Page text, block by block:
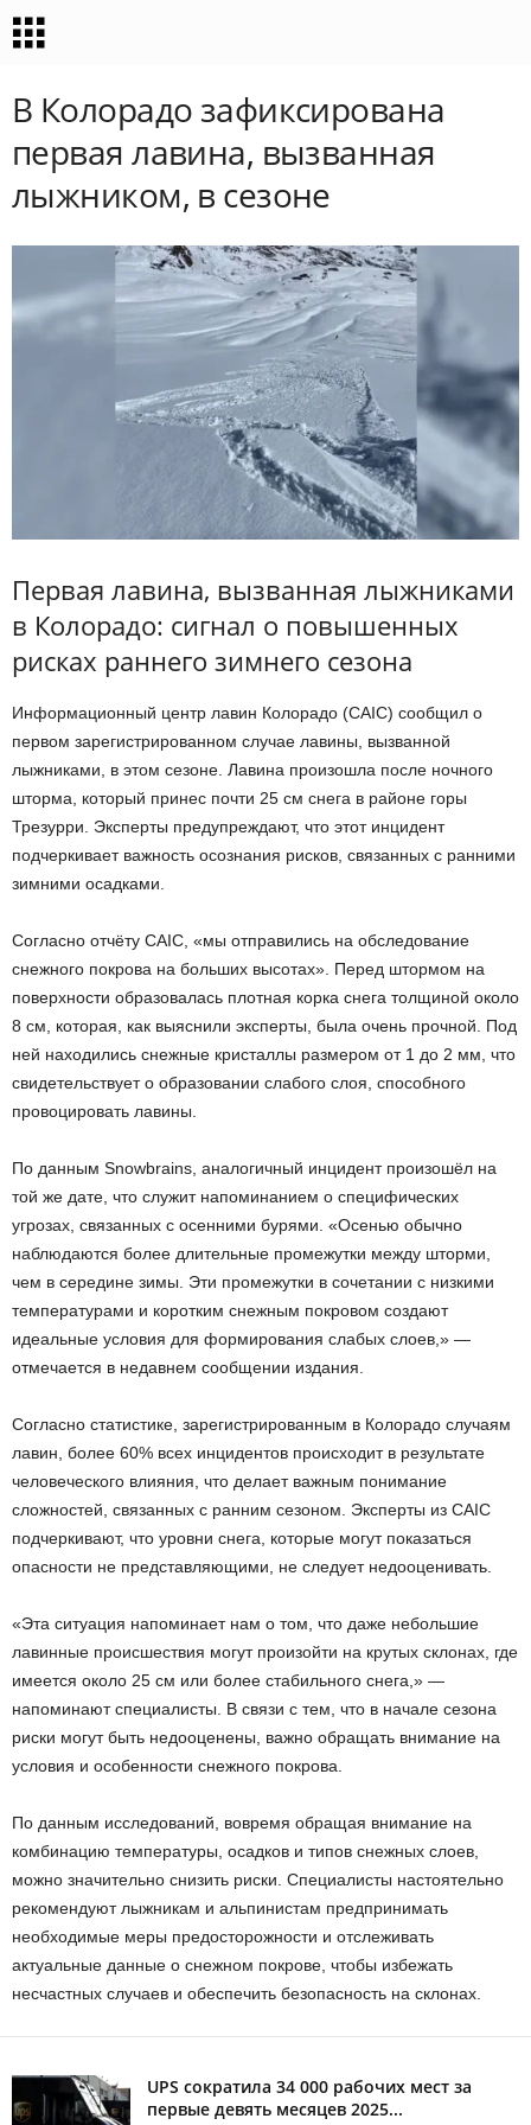
В Колорадо зафиксирована
первая лавина, вызванная
лыжником, в сезоне
Первая лавина, вызванная лыжниками
в Колорадо: сигнал о повышенных
рисках раннего зимнего сезона
Информационный центр лавин Колорадо (CAIC) сообщил о
первом зарегистрированном случае лавины, вызванной
лыжниками, в этом сезоне. Лавина произошла после ночного
шторма, который принес почти 25 см снега в районе горы
Трезурри. Эксперты предупреждают, что этот инцидент
подчеркивает важность осознания рисков, связанных с ранними
зимними осадками.
Согласно отчёту CAIC, «мы отправились на обследование
снежного покрова на больших высотах». Перед штормом на
поверхности образовалась плотная корка снега толщиной около
8 см, которая, как выяснили эксперты, была очень прочной. Под
ней находились снежные кристаллы размером от 1 до 2 мм, что
свидетельствует о образовании слабого слоя, способного
провоцировать лавины.
По данным Snowbrains, аналогичный инцидент произошёл на
той же дате, что служит напоминанием о специфических
угрозах, связанных с осенними бурями. «Осенью обычно
наблюдаются более длительные промежутки между шторми,
чем в середине зимы. Эти промежутки в сочетании с низкими
температурами и коротким снежным покровом создают
идеальные условия для формирования слабых слоев,» —
отмечается в недавнем сообщении издания.
Согласно статистике, зарегистрированным в Колорадо случаям
лавин, более 60% всех инцидентов происходит в результате
человеческого влияния, что делает важным понимание
сложностей, связанных с ранним сезоном. Эксперты из CAIC
подчеркивают, что уровни снега, которые могут показаться
опасности не представляющими, не следует недооценивать.
«Эта ситуация напоминает нам о том, что даже небольшие
лавинные происшествия могут произойти на крутых склонах, где
имеется около 25 см или более стабильного снега,» —
напоминают специалисты. В связи с тем, что в начале сезона
риски могут быть недооценены, важно обращать внимание на
условия и особенности снежного покрова.
По данным исследований, вовремя обращая внимание на
комбинацию температуры, осадков и типов снежных слоев,
можно значительно снизить риски. Специалисты настоятельно
рекомендуют лыжникам и альпинистам предпринимать
необходимые меры предосторожности и отслеживать
актуальные данные о снежном покрове, чтобы избежать
несчастных случаев и обеспечить безопасность на склонах.
UPS сократила 34 000 рабочих мест за
первые девять месяцев 2025...